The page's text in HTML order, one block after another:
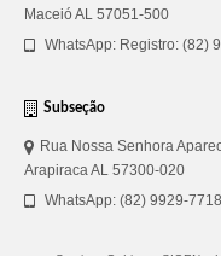
Maceió AL 57051-500
WhatsApp: Registro: (82)
Subseção
Rua Nossa Senhora
Arapiraca AL 57300-020
WhatsApp: (82) 9929-7718